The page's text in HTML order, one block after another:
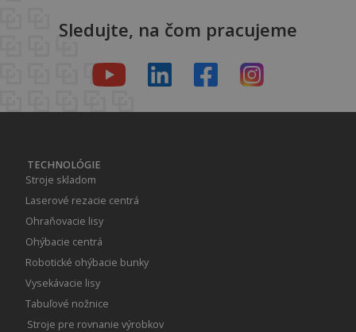
Sledujte, na čom pracujeme
TECHNOLÓGIE
Stroje skladom
Laserové rezacie centrá
Ohraňovacie lisy
Ohýbacie centrá
Robotické ohýbacie bunky
Vysekávacie lisy
Tabuľové nožnice
Stroje pre rovnanie výrobkov